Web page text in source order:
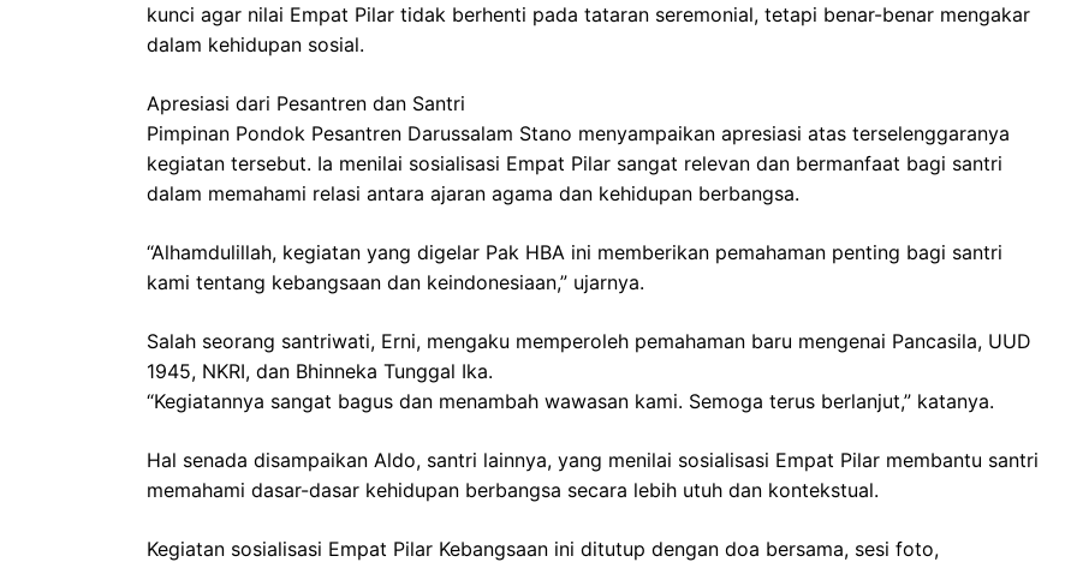
kunci agar nilai Empat Pilar tidak berhenti pada tataran seremonial, tetapi benar-benar mengakar
dalam kehidupan sosial.
Apresiasi dari Pesantren dan Santri
Pimpinan Pondok Pesantren Darussalam Stano menyampaikan apresiasi atas terselenggaranya
kegiatan tersebut. Ia menilai sosialisasi Empat Pilar sangat relevan dan bermanfaat bagi santri
dalam memahami relasi antara ajaran agama dan kehidupan berbangsa.
“Alhamdulillah, kegiatan yang digelar Pak HBA ini memberikan pemahaman penting bagi santri
kami tentang kebangsaan dan keindonesiaan,” ujarnya.
Salah seorang santriwati, Erni, mengaku memperoleh pemahaman baru mengenai Pancasila, UUD
1945, NKRI, dan Bhinneka Tunggal Ika.
“Kegiatannya sangat bagus dan menambah wawasan kami. Semoga terus berlanjut,” katanya.
Hal senada disampaikan Aldo, santri lainnya, yang menilai sosialisasi Empat Pilar membantu santri
memahami dasar-dasar kehidupan berbangsa secara lebih utuh dan kontekstual.
Kegiatan sosialisasi Empat Pilar Kebangsaan ini ditutup dengan doa bersama, sesi foto,